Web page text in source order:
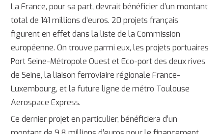
La France, pour sa part, devrait bénéficier d’un montant
total de 141 millions d’euros. 20 projets français
figurent en effet dans la liste de la Commission
européenne. On trouve parmi eux, les projets portuaires
Port Seine-Métropole Ouest et Eco-port des deux rives
de Seine, la liaison ferroviaire régionale France-
Luxembourg, et la future ligne de métro Toulouse
Aerospace Express.
Ce dernier projet en particulier, bénéficiera d’un